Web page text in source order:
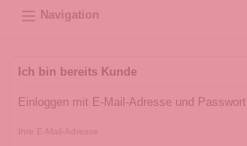
Navigation
Ich bin bereits Kunde
Einloggen mit E-Mail-Adresse und Passwort
Ihre E-Mail-Adresse